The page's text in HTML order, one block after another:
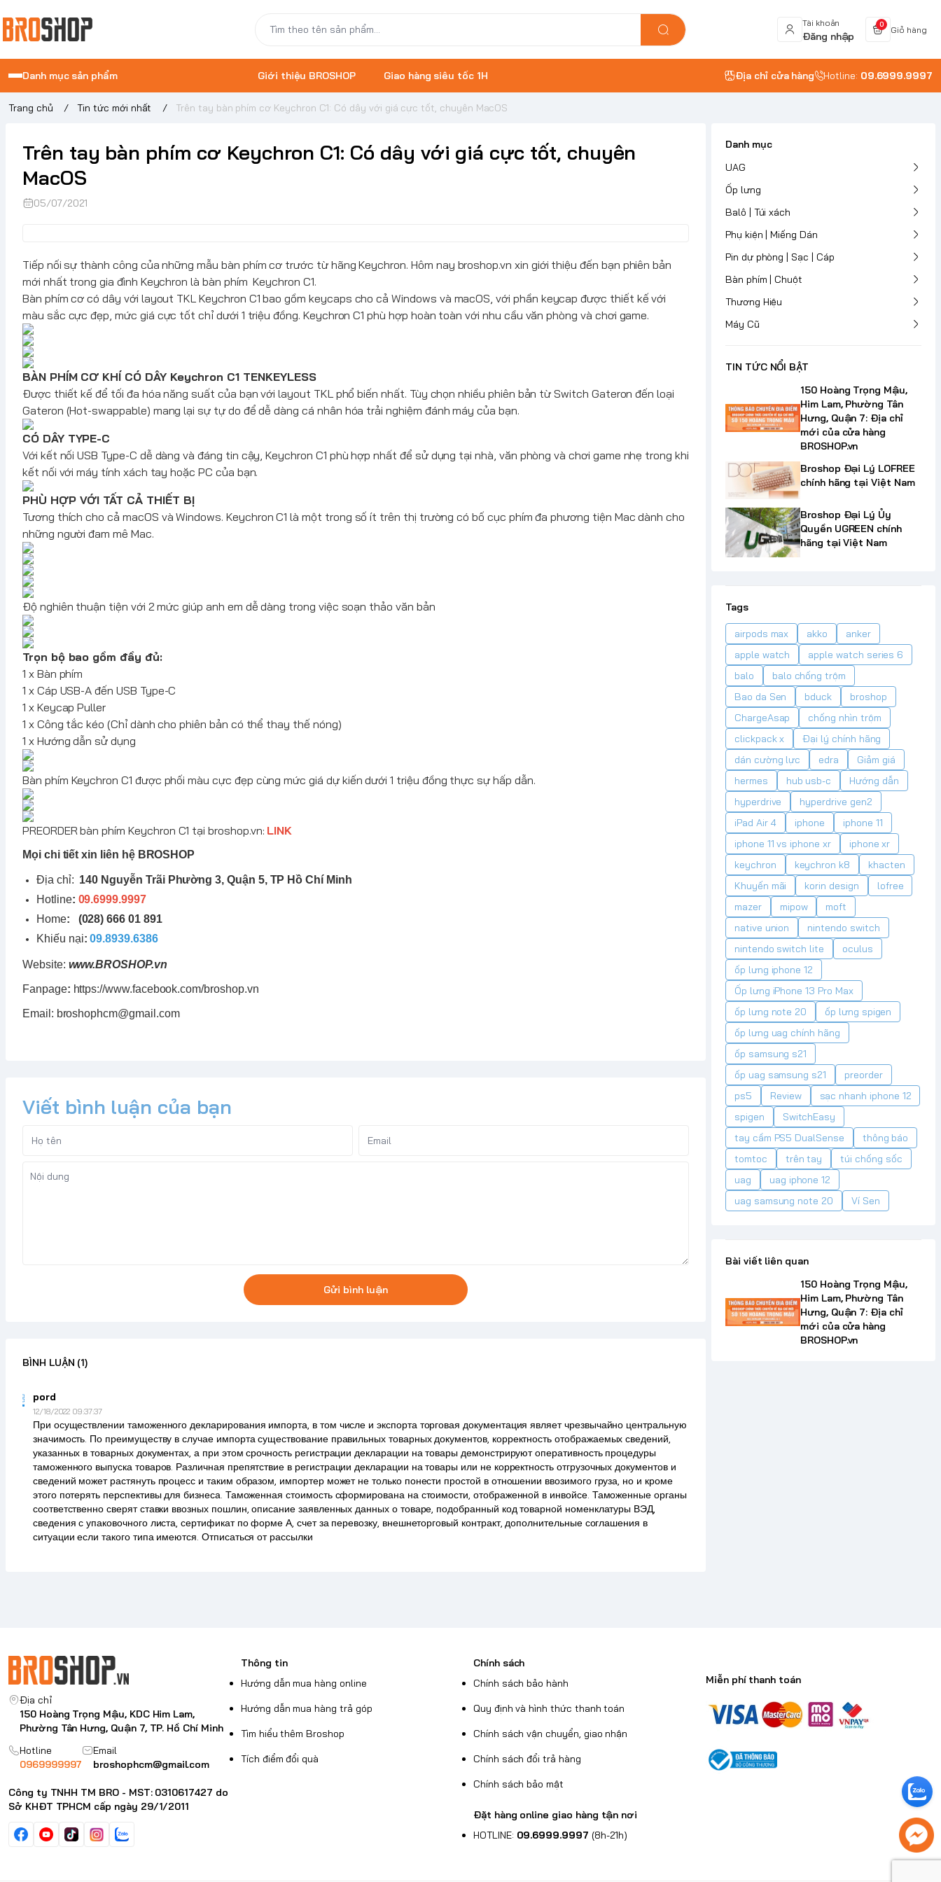
Tài khoản
Đăng nhập
0
Giỏ hàng
Danh mục sản phẩm Giới thiệu BROSHOP Giao hàng siêu tốc 1H Địa chỉ cửa hàng Hotline: 09.6999.9997
Trang chủ / Tin tức mới nhất / Trên tay bàn phím cơ Keychron C1: Có dây với giá cực tốt, chuyên MacOS
Trên tay bàn phím cơ Keychron C1: Có dây với giá cực tốt, chuyên
MacOS
05/07/2021
Tiếp nối sự thành công của những mẫu bàn phím cơ trước từ hãngKeychron. Hôm nay broshop.vn xin giới thiệu đến bạn phiên bản
mới nhất trong gia đình Keychronlà bàn phímKeychron C1.
Bàn phím cơ có dây với layout TKLKeychron C1 bao gồm keycaps cho cả Windows và macOS, với phần keycap được thiết kế với
màu sắc cực đẹp, mức giá cực tốt chỉ dưới 1 triệu đồng. KeychronC1 phù hợp hoàn toàn với nhu cầu văn phòng và chơi game.
BÀN PHÍM CƠ KHÍ CÓ DÂY Keychron C1 TENKEYLESS
Được thiết kế để tối đa hóa năng suất của bạn với layout TKL phổ biến nhất. Tùy chọn nhiều phiên bản từ Switch Gateron đến loại
Gateron (Hot-swappable) mang lại sự tự do để dễ dàng cá nhân hóa trải nghiệm đánh máy của bạn.
CÓ DÂY TYPE-C
Với kết nối USB Type-C dễ dàng và đáng tin cậy,Keychron C1 phù hợp nhất để sử dụng tại nhà, văn phòng và chơi game nhẹ trong khi
kết nối với máy tính xách tay hoặc PC của bạn.
PHÙ HỢP VỚI TẤT CẢ THIẾT BỊ
Tương thích cho cả macOS và Windows. Keychron C1 là một trong số ít trên thị trường có bố cục phím đa phương tiện Mac dành cho
những người đam mê Mac.
Độ nghiên thuận tiện với 2 mức giúp anh em dễ dàng trong việc soạn thảo văn bản
Trọn bộ bao gồm đầy đủ:
1 x Bàn phím
1 x Cáp USB-A đến USB Type-C
1 x Keycap Puller
1 x Công tắc kéo (Chỉ dành cho phiên bản có thể thay thế nóng)
1 x Hướng dẫn sử dụng
Bàn phím Keychron C1 được phối màu cực đẹp cùng mức giá dự kiến dưới 1 triệu đồng thực sự hấp dẫn.
PREORDER bàn phím Keychron C1 tạibroshop.vn: LINK
Mọi chi tiết xin liên hệ BROSHOP
Địa chỉ: 140 Nguyễn Trãi Phường 3, Quận 5, TP Hồ Chí Minh
Hotline: 09.6999.9997
Home:
(028) 666 01 891
Khiếu nại: 09.8939.6386
Website: www.BROSHOP.vn
Fanpage: https://www.facebook.com/broshop.vn
Email: broshophcm@gmail.com
Viết bình luận của bạn
Gửi bình luận
BÌNH LUẬN (1)
pord
12/18/2022 09:37:37
При осуществлении таможенного декларирования импорта, в том числе и экспорта торговая документация являет чрезвычайно центральную
значимость. По преимуществу в случае импорта существование правильных товарных документов, корректность отображаемых сведений,
указанных в товарных документах, а при этом срочность регистрации декларации на товары демонстрируют оперативность процедуры
таможенного выпуска товаров. Различная препятствие в регистрации декларации на товары или не корректность отгрузочных документов и
сведений может растянуть процесс и таким образом, импортер может не только понести простой в отношении ввозимого груза, но и кроме
этого потерять перспективы для бизнеса. Таможенная стоимость сформирована на стоимости, отображенной в инвойсе. Таможенные органы
соответственно сверят ставки ввозных пошлин, описание заявленных данных о товаре, подобранный код товарной номенклатуры ВЭД,
сведения с упаковочного листа, сертификат по форме А, счет за перевозку, внешнеторговый контракт, дополнительные соглашения в
ситуации если такого типа имеются. Отписаться от рассылки
Danh mục
UAG
Ốp lưng
Balô | Túi xách
Phụ kiện | Miếng Dán
Pin dự phòng | Sạc | Cáp
Bàn phím | Chuột
Thương Hiệu
Máy Cũ
TIN TỨC NỔI BẬT
150 Hoàng Trọng Mậu,
Him Lam, Phường Tân
Hưng, Quận 7: Địa chỉ
mới của cửa hàng
BROSHOP.vn
Broshop Đại Lý LOFREE
chính hãng tại Việt Nam
Broshop Đại Lý Ủy
Quyền UGREEN chính
hãng tại Việt Nam
Tags
airpods max akko
anker
apple watch
apple watch series 6
balo
balo chống trộm
Bao da Sen
bduck
broshop
ChargeAsap
chống nhìn trộm
clickpack x
Đại lý chính hãng
dán cường lực
edra
Giảm giá
hermes
hub usb-c
Hướng dẫn
hyperdrive
hyperdrive gen2
iPad Air 4
iphone
iphone 11
iphone 11 vs iphone xr
iphone xr
keychron
keychron k8
khacten
Khuyến mãi
korin design
lofree
mazer
mipow
moft
native union
nintendo switch
nintendo switch lite
oculus
ốp lưng iphone 12
Ốp lưng iPhone 13 Pro Max
ốp lưng note 20
ốp lưng spigen
ốp lưng uag chính hãng
ốp samsung s21
ốp uag samsung s21
preorder
ps5
Review
sạc nhanh iphone 12
spigen
SwitchEasy
tay cầm PS5 DualSense
thông báo
tomtoc
trên tay
túi chống sốc
uag
uag iphone 12
uag samsung note 20
Ví Sen
Bài viết liên quan
150 Hoàng Trọng Mậu,
Him Lam, Phường Tân
Hưng, Quận 7: Địa chỉ
mới của cửa hàng
BROSHOP.vn
Địa chỉ
150 Hoàng Trọng Mậu, KDC Him Lam,
Phường Tân Hưng, Quận 7, TP. Hồ Chí Minh
Hotline
0969999997
Email
broshophcm@gmail.com
Công ty TNHH TM BRO - MST: 0310617427 do
Sở KHĐT TPHCM cấp ngày 29/1/2011
Thông tin
Hướng dẫn mua hàng online
Hướng dẫn mua hàng trả góp
Tìm hiểu thêm Broshop
Tích điểm đổi quà
Chính sách
Chính sách bảo hành
Quy định và hình thức thanh toán
Chính sách vận chuyển, giao nhận
Chính sách đổi trả hàng
Chính sách bảo mật
Đặt hàng online giao hàng tận nơi
HOTLINE: 09.6999.9997 (8h-21h)
Miễn phí thanh toán